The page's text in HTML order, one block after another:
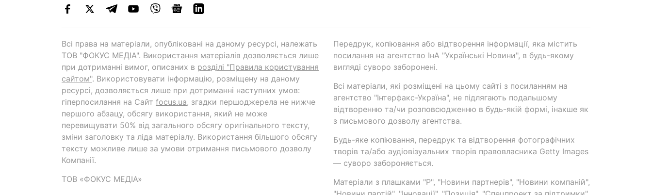
Всі права на матеріали, опубліковані на даному ресурсі, належать
ТОВ "ФОКУС МЕДІА". Використання матеріалів дозволяється лише
при дотриманні вимог, описаних в розділі "Правила користування
сайтом". Використовувати інформацію, розміщену на даному
ресурсі, дозволяється лише при дотриманні наступних умов:
гіперпосилання на Cайт focus.ua, згадки першоджерела не нижче
першого абзацу, обсягу використання, який не може
перевищувати 50% від загального обсягу оригінального тексту,
зміни заголовку та ліда матеріалу. Використання більшого обсягу
тексту можливе лише за умови отримання письмового дозволу
Компанії.
ТОВ «ФОКУС МЕДІА»
Передрук, копіювання або відтворення інформації, яка містить
посилання на агентство ІнА "Українські Новини", в будь-якому
вигляді суворо заборонені.
Всі матеріали, які розміщені на цьому сайті з посиланням на
агентство "Інтерфакс-Україна", не підлягають подальшому
відтворенню та/чи розповсюдженню в будь-якій формі, інакше як
з письмового дозволу агентства.
Будь-яке копіювання, передрук та відтворення фотографічних
творів та/або аудіовізуальних творів правовласника Getty Images
— суворо забороняється.
Матеріали з плашками "Р", "Новини партнерів", "Новини компаній",